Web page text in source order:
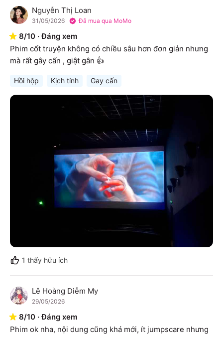
N Nguyễn Thị Loan
31/05/2026 Đã mua qua MoMo
8/10 ·Đáng xem
Phim cốt truyện không có chiều sâu hơn đơn giản nhưng
mà rất gây cấn , giật gân 👍
Hồi hộp Kịch tính Gay cấn
1 thấy hữu ích
L Lê Hoàng Diễm My
29/05/2026
8/10 ·Đáng xem
Phim ok nha, nội dung cũng khá mới, ít jumpscare nhưng